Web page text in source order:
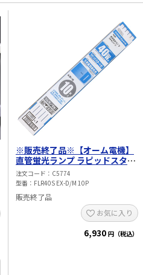
※販売終了品※【オーム電機】
直管蛍光ランプ ラピッドスター
ト形 3波長タイプ 40W（昼光
色）10本パック FLR40S EX-
注文コード
C5774
型番
FLR40S EX-D/M 10P
販売終了品
お気に入り
6,930 円（税込）